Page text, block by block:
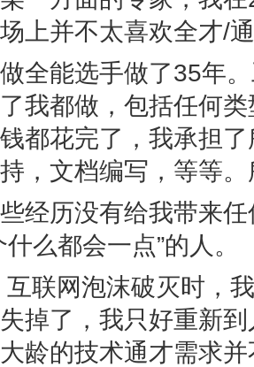
上并不太喜欢全才/
全能选手做了35年
我都做，包括任何
都花完了，我承担
，文档编写，等等
经历没有给我带来
么都会一点”的人。
联网泡沫破灭时，
掉了，我只好重新
龄的技术通才需求